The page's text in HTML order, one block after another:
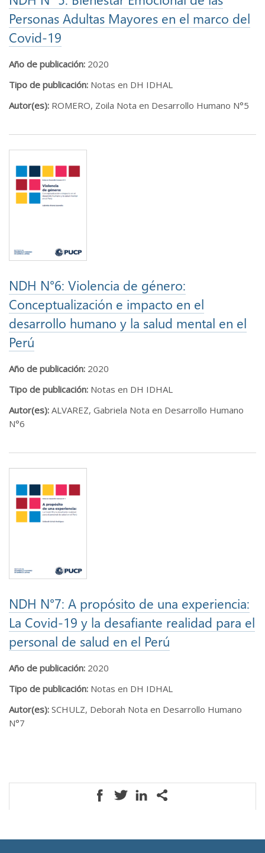
Personas Adultas Mayores en el marco del
Covid-19
Año de publicación: 2020
Tipo de publicación: Notas en DH IDHAL
Autor(es): ROMERO, Zoila Nota en Desarrollo Humano N°5
NDH N°6: Violencia de género:
Conceptualización e impacto en el
desarrollo humano y la salud mental en el
Perú
Año de publicación: 2020
Tipo de publicación: Notas en DH IDHAL
Autor(es): ALVAREZ, Gabriela Nota en Desarrollo Humano
N°6
NDH N°7: A propósito de una experiencia:
La Covid-19 y la desafiante realidad para el
personal de salud en el Perú
Año de publicación: 2020
Tipo de publicación: Notas en DH IDHAL
Autor(es): SCHULZ, Deborah Nota en Desarrollo Humano
N°7